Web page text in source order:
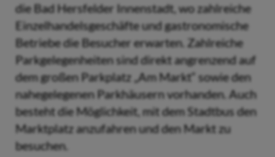
die Bad Hersfelder Innenstadt, wo zahlreiche
Einzelhandelsgeschäfte und gastronomische
Betriebe die Besucher erwarten. Zahlreiche
Parkgelegenheiten sind direkt angrenzend auf
dem großen Parkplatz „Am Markt“ sowie den
nahegelegenen Parkhäusern vorhanden. Auch
besteht die Möglichkeit, mit dem Stadtbus den
Marktplatz anzufahren und den Markt zu
besuchen.